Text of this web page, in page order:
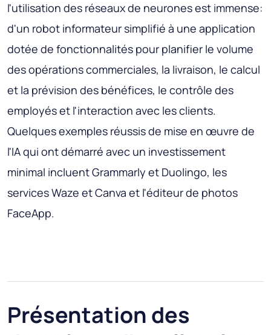
l'utilisation des réseaux de neurones est immense:
d'un robot informateur simplifié à une application
dotée de fonctionnalités pour planifier le volume
des opérations commerciales, la livraison, le calcul
et la prévision des bénéfices, le contrôle des
employés et l'interaction avec les clients.
Quelques exemples réussis de mise en œuvre de
l'IA qui ont démarré avec un investissement
minimal incluent Grammarly et Duolingo, les
services Waze et Canva et l'éditeur de photos
FaceApp.
Présentation des